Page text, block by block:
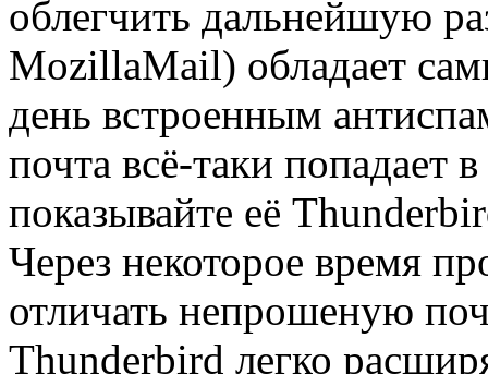
облегчить дальнейшую
MozillaMail) обладает
день встроенным
почта всё-таки попадает
показывайте её
Через некоторое время
отличать непрошеную
Thunderbird легко